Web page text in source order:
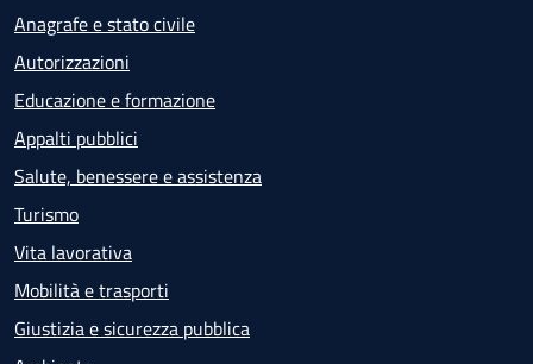
Anagrafe e stato civile
Autorizzazioni
Educazione e formazione
Appalti pubblici
Salute, benessere e assistenza
Turismo
Vita lavorativa
Mobilità e trasporti
Giustizia e sicurezza pubblica